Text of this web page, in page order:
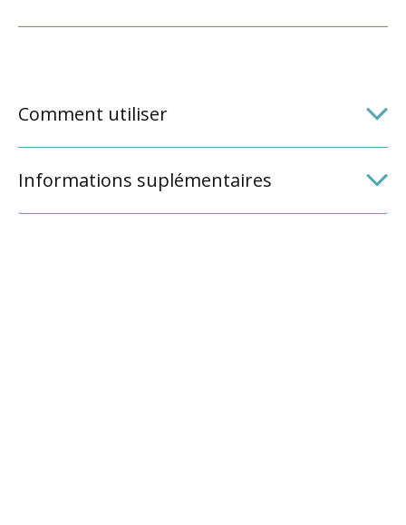
Comment utiliser
Informations suplémentaires